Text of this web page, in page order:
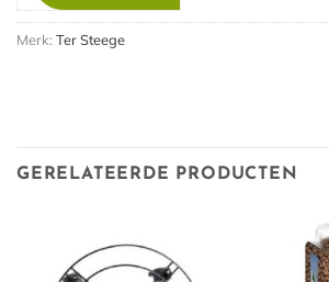
Merk: Ter Steege
GERELATEERDE PRODUCTEN